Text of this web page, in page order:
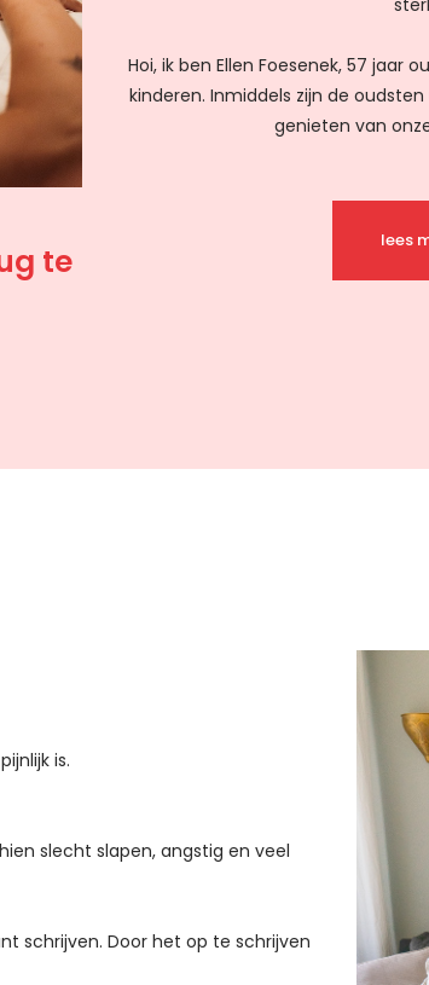
te
Hoi, ik ben Ellen Foesenek, 57 jaar
kinderen. Inmiddels zijn de
genieten van
lees
is.
slecht slapen, angstig en veel
schrijven. Door het op te schrijven